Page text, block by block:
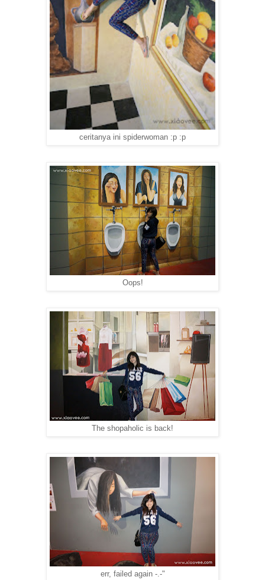
ceritanya ini spiderwoman :p :p
Oops!
The shopaholic is back!
err, failed again -.-"